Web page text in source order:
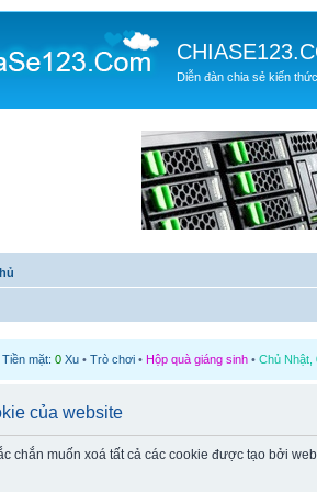
Diễn đàn chia sẻ kiến thức
Tiền mặt: 0 Xu • Trò chơi • Hộp quà giáng sinh • Chủ Nhật,
của website
chắn muốn xoá tất cả các cookie được tạo bởi